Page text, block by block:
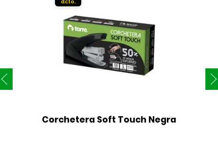
Corchetera Soft Touch Negra